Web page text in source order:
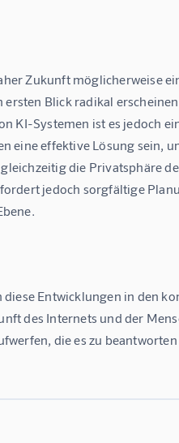
ersten Blick radikal
KI-Systemen ist es jedoch
eine effektive Lösung sein,
die Privatsphäre
jedoch sorgfältige
des Internets und der
die es zu